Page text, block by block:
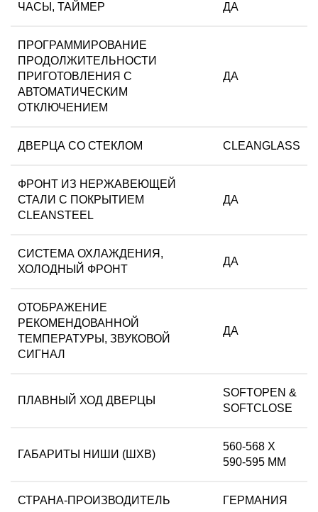
ЧАСЫ, ТАЙМЕР ДА
ПРОГРАММИРОВАНИЕ
ПРОДОЛЖИТЕЛЬНОСТИ
ПРИГОТОВЛЕНИЯ С
АВТОМАТИЧЕСКИМ
ОТКЛЮЧЕНИЕМ
ДА
ДВЕРЦА СО СТЕКЛОМ CLEANGLASS
ФРОНТ ИЗ НЕРЖАВЕЮЩЕЙ
СТАЛИ С ПОКРЫТИЕМ
CLEANSTEEL
ДА
СИСТЕМА ОХЛАЖДЕНИЯ,
ХОЛОДНЫЙ ФРОНТ
ДА
ОТОБРАЖЕНИЕ
РЕКОМЕНДОВАННОЙ
ТЕМПЕРАТУРЫ, ЗВУКОВОЙ
СИГНАЛ
ДА
ПЛАВНЫЙ ХОД ДВЕРЦЫ
SOFTOPEN &
SOFTCLOSE
ГАБАРИТЫ НИШИ (ШХВ)
560-568 Х
590-595 ММ
СТРАНА-ПРОИЗВОДИТЕЛЬ ГЕРМАНИЯ